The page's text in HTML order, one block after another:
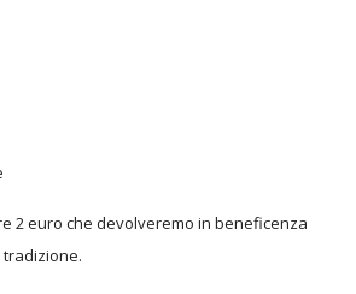
2 euro che devolveremo in beneficenza
tradizione.